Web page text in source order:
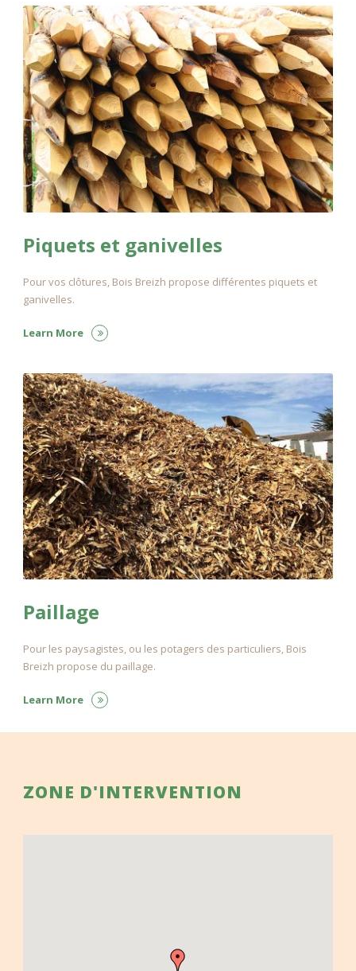
Piquets et ganivelles
Pour vos clôtures, Bois Breizh propose différentes piquets et
ganivelles.
Learn More
Paillage
Pour les paysagistes, ou les potagers des particuliers, Bois
Breizh propose du paillage.
Learn More
ZONE D'INTERVENTION